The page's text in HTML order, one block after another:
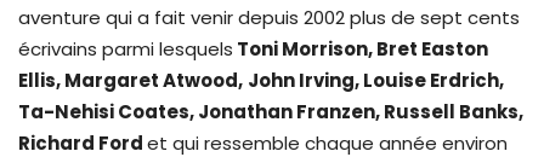
aventure qui a fait venir depuis 2002 plus de sept cents
écrivains parmi lesquels Toni Morrison, Bret Easton
Ellis, Margaret Atwood, John Irving, Louise Erdrich,
Ta-Nehisi Coates, Jonathan Franzen, Russell Banks,
Richard Fordet qui ressemble chaque année environ